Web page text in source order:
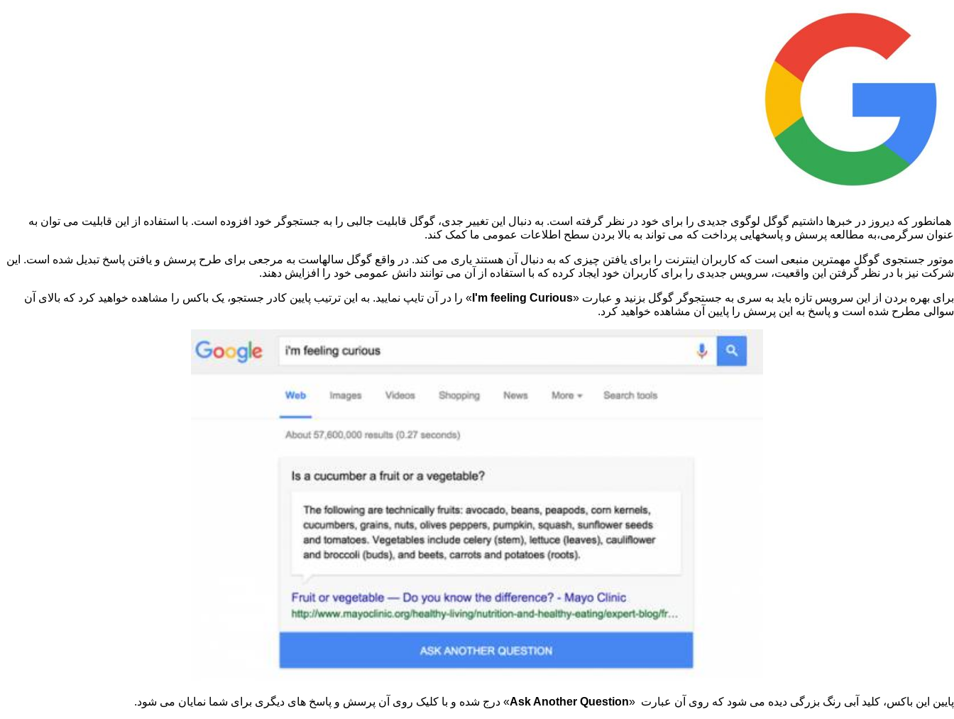
همانطور که دیروز در خبرها داشتیم گوگل لوگوی جدیدی را برای خود در نظر گرفته است. به دنبال این تغییر جدی، گوگل قابلیت جالبی را به جستجوگر خود افزوده است. با استفاده از این قابلیت می توان به
عنوان سرگرمی،به مطالعه پرسش و پاسخهایی پرداخت که می تواند به بالا بردن سطح اطلاعات عمومی ما کمک کند.
موتور جستجوی گوگل مهمترین منبعی است که کاربران اینترنت را برای یافتن چیزی که به دنبال آن هستند یاری می کند. در واقع گوگل سالهاست به مرجعی برای طرح پرسش و یافتن پاسخ تبدیل شده است. این
شرکت نیز با در نظر گرفتن این واقعیت، سرویس جدیدی را برای کاربران خود ایجاد کرده که با استفاده از آن می توانند دانش عمومی خود را افزایش دهند.
برای بهره بردن از این سرویس تازه باید به سری به جستجوگر گوگل بزنید و عبارت «I'm feeling Curious » را در آن تایپ نمایید. به این ترتیب پایین کادر جستجو، یک باکس را مشاهده خواهید کرد که بالای آن
سوالی مطرح شده است و پاسخ به این پرسش را پایین آن مشاهده خواهید کرد.
پایین این باکس، کلید آبی رنگ بزرگی دیده می شود که روی آن عبارت «Ask Another Question» درج شده و با کلیک روی آن پرسش و پاسخ های دیگری برای شما نمایان می شود.